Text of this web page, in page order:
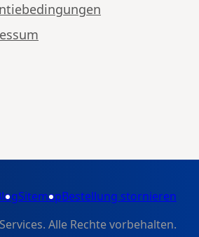
SitemapBestellung stornieren
Alle Rechte vorbehalten.